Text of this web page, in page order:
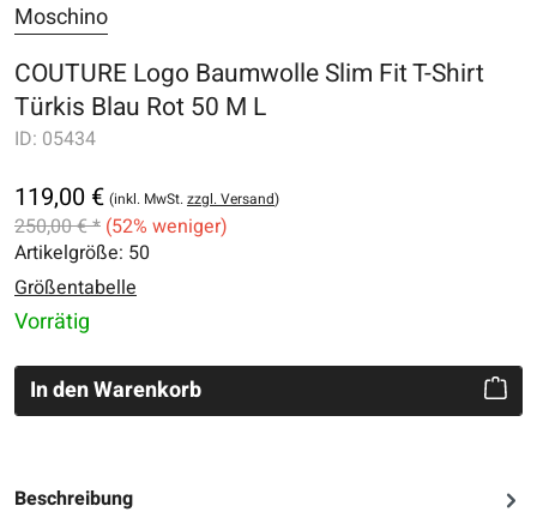
Moschino
COUTURE Logo Baumwolle Slim Fit T-Shirt
Türkis Blau Rot 50 M L
ID: 05434
119,00 € (inkl. MwSt.zzgl. Versand)
250,00 € * (52% weniger)
Artikelgröße: 50
Größentabelle
Vorrätig
In den Warenkorb
Beschreibung